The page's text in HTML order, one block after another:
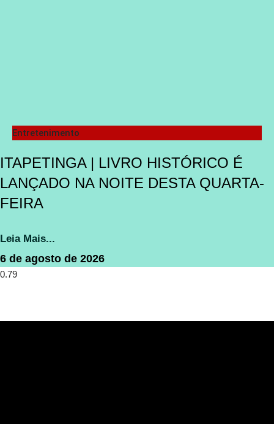
Entretenimento
ITAPETINGA | LIVRO HISTÓRICO É
LANÇADO NA NOITE DESTA QUARTA-
FEIRA
Leia Mais...
6 de agosto de 2026